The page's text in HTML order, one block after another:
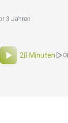
3 Jahren
20 Minuten 0